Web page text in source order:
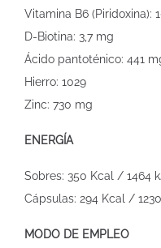
Vitamina B6 (Piridoxina):
D-Biotina: 3,7 mg
Ácido pantoténico: 441
Hierro: 1029
Zinc: 730 mg
ENERGÍA
Sobres: 350 Kcal / 1464
Cápsulas: 294 Kcal /
MODO DE EMPLEO